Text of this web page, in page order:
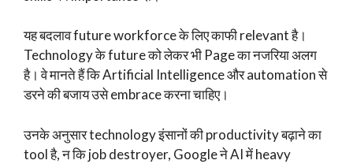
यह बदलाव future workforce के लिए काफी relevant है।
Technology के future को लेकर भी Page का नजरिया अलग
है। वे मानते हैं कि Artificial Intelligence और automation से
डरने की बजाय उसे embrace करना चाहिए।
उनके अनुसार technology इंसानों की productivity बढ़ाने का
tool है, न कि job destroyer, Google ने AI में heavy